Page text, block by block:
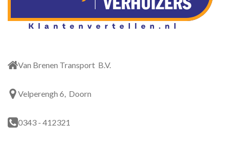
Van Brenen Transport B.V.
Velperengh 6, Doorn
0343 - 412321